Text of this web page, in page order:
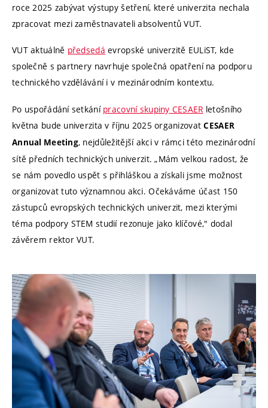
roce 2025 zabývat výstupy šetření, které univerzita nechala
zpracovat mezi zaměstnavateli absolventů VUT.
VUT aktuálně předsedá evropské univerzitě EULiST, kde
společně s partnery navrhuje společná opatření na podporu
technického vzdělávání i v mezinárodním kontextu.
Po uspořádání setkání pracovní skupiny CESAER letošního
května bude univerzita v říjnu 2025 organizovatCESAER
Annual Meeting, nejdůležitější akci v rámci této mezinárodní
sítě předních technických univerzit. „Mám velkou radost, že
se nám povedlo uspět s přihláškou a získali jsme možnost
organizovat tuto významnou akci. Očekáváme účast 150
zástupců evropských technických univerzit, mezi kterými
téma podpory STEM studií rezonuje jako klíčové," dodal
závěrem rektor VUT.